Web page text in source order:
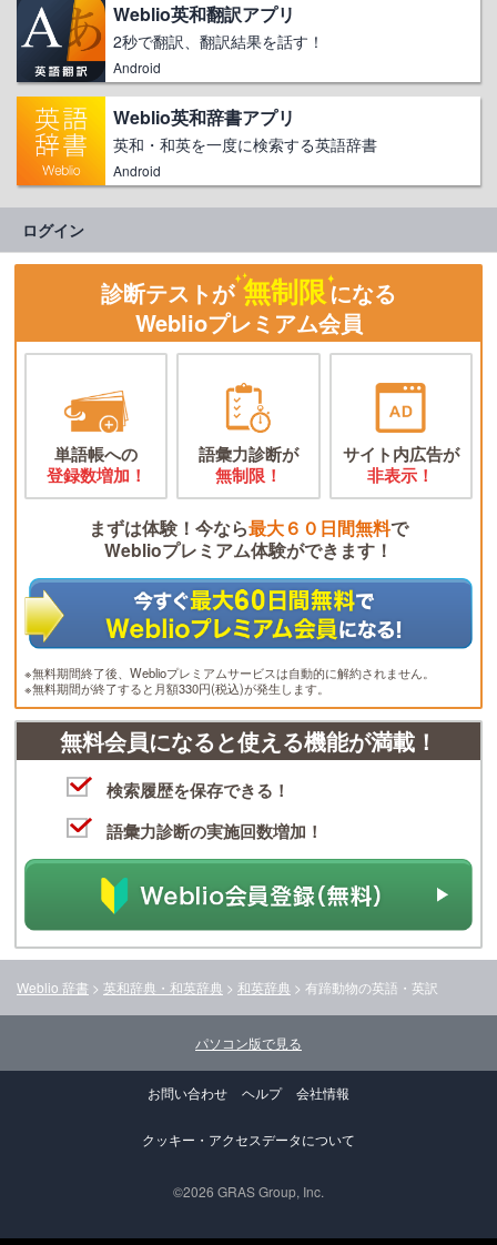
Weblio英和翻訳アプリ
2秒で翻訳、翻訳結果を話す！
Android
Weblio英和辞書アプリ
英和・和英を一度に検索する英語辞書
Android
ログイン
診断テストが 無制限になる
Weblioプレミアム会員
単語帳への
登録数増加！
語彙力診断が
無制限！
サイト内広告が
非表示！
まずは体験！今なら最大６０日間無料で
Weblioプレミアム体験ができます！
※無料期間終了後、Weblioプレミアムサービスは自動的に解約されません。
※無料期間が終了すると月額330円(税込)が発生します。
無料会員になると使える機能が満載！
検索履歴を保存できる！
語彙力診断の実施回数増加！
Weblio 辞書 > 英和辞典・和英辞典 > 和英辞典 > 有蹄動物の英語・英訳
パソコン版で見る
お問い合わせ ヘルプ 会社情報
クッキー・アクセスデータについて
©2026 GRAS Group, Inc.